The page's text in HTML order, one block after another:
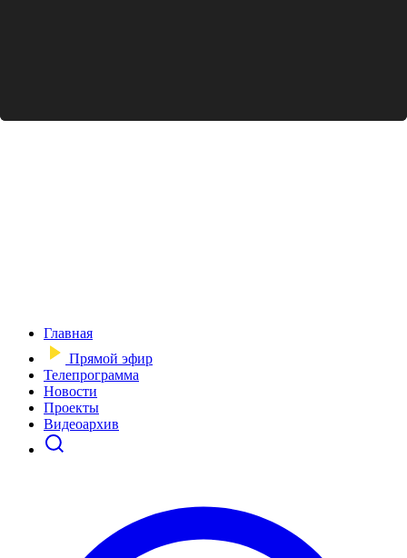
Главная
Прямой эфир
Телепрограмма
Новости
Проекты
Видеоархив